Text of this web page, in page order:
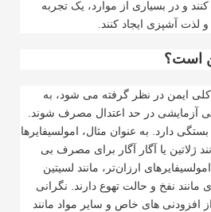
و در بسیاری از موارد، یک تجربه
آشپزی ایجاد کنند.
است؟
ایمن در نظر گرفته می شود، به
آزمایشی در حد اعتدال مصرف شوند.
دارد. به عنوان مثال، امولسیفایرها
ژلاتین یا آگار آگار برای مصرف بی
ارزان‌تر، مانند لسیتین
مانند نفخ و حالت تهوع دارند. نگرانی
افزودنی های خاص و سایر مواد مانند